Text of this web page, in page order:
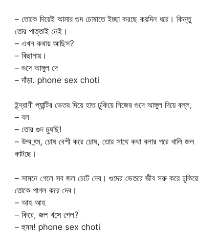
– তোকে দিয়েই আমার গুদ চোষাতে ইচ্ছা করছে কয়দিন ধরে। কিন্তু
তোর পাত্তাই নেই।
– এখন কথায় আছিস?
– বিছানায়।
– গুদে আঙ্গুল দে
– দাঁড়া. phone sex choti
ইন্দ্রাণী প্যান্টির ভেতর দিয়ে হাত ঢুকিয়ে নিজের গুদে আঙ্গুল দিয়ে বল্ল,
– বল
– তোর গুদ চুষছি!
– উম্ম হ্ন্ম, চোষ বেশী করে চোষ, তোর সাথে কথা বলার পরে খালি জল
কাটছে।
– সামনে গেলে সব জল চেটে দেব। গুদের ভেতরে জীব সরু করে ঢুকিয়ে
তোকে পাগল করে দেব।
– আহ আহ
– কিরে, জল খসে গেল?
– হুমম! phone sex choti